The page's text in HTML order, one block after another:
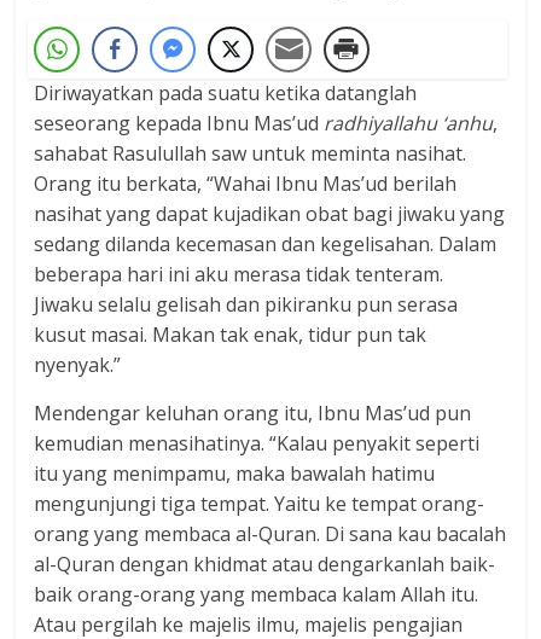
Diriwayatkan pada suatu ketika datanglah
seseorang kepada Ibnu Mas’ud radhiyallahu ‘anhu,
sahabat Rasulullah saw untuk meminta nasihat.
Orang itu berkata, “Wahai Ibnu Mas’ud berilah
nasihat yang dapat kujadikan obat bagi jiwaku yang
sedang dilanda kecemasan dan kegelisahan. Dalam
beberapa hari ini aku merasa tidak tenteram.
Jiwaku selalu gelisah dan pikiranku pun serasa
kusut masai. Makan tak enak, tidur pun tak
nyenyak.”
Mendengar keluhan orang itu, Ibnu Mas’ud pun
kemudian menasihatinya. “Kalau penyakit seperti
itu yang menimpamu, maka bawalah hatimu
mengunjungi tiga tempat. Yaitu ke tempat orang-
orang yang membaca al-Quran. Di sana kau bacalah
al-Quran dengan khidmat atau dengarkanlah baik-
baik orang-orang yang membaca kalam Allah itu.
Atau pergilah ke majelis ilmu, majelis pengajian